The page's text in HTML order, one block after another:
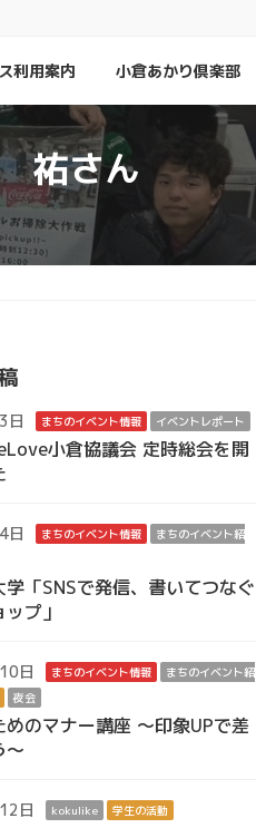
利用案内 小倉あかり倶楽部
祐さん
日 まちのイベント情報 イベントレポート
小倉協議会 定時総会を開
日 まちのイベント情報
まちのイベント紹
学「SNSで発信、書いてつなぐ
プ」
日 まちのイベント情報
まちのイベント紹
夜会
めのマナー講座 ～印象UPで差
～
日 kokulike 学生の活動